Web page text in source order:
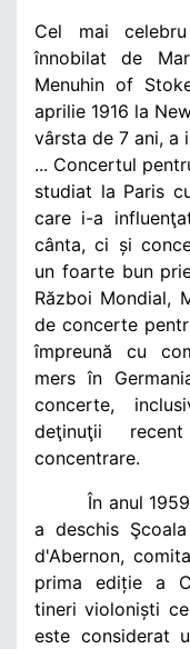
Cel mai
înnobilat de
Menuhin of
aprilie 1916 la
vârsta de 7 ani, a
... Concertul
studiat la Paris
care i-a
cânta, ci și
un foarte bun
Război Mondial,
de concerte
împreună cu
mers în
concerte,
deţinuţii
concentrare.
În anul
a deschis
d'Abernon,
prima ediție a
tineri violoniști
este considerat